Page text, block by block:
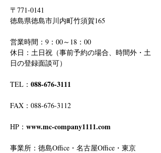
〒771-0141
徳島県徳島市川内町竹須賀165
営業時間：9：00～18：00
休日：土日祝（事前予約の場合、時間外・土
日の登録面談可）
TEL： 088-676-3111
FAX：088-676-3112
HP： www.mc-company1111.com
事業所：徳島Office・名古屋Office・東京